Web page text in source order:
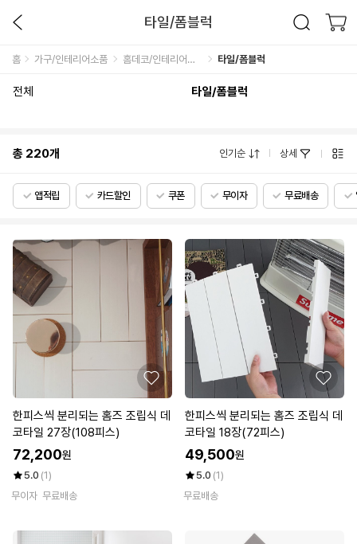
타일/폼블럭
홈 가구/인테리어소품 홈데코/인테리어소품 타일/폼블럭
전체 타일/폼블럭
총 220개 인기순 상세
앱적립 카드할인 쿠폰 무이자 무료배송
한피스씩 분리되는 홈즈 조립식 데
코타일 27장(108피스)
72,200원
5.0 (1)
무이자 무료배송
한피스씩 분리되는 홈즈 조립식 데
코타일 18장(72피스)
49,500원
5.0 (1)
무료배송